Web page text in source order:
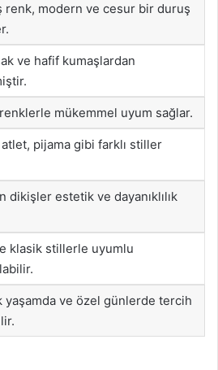
renk, modern ve cesur bir duruş
ve hafif kumaşlardan
mükemmel uyum sağlar.
pijama gibi farklı stiller
dikişler estetik ve dayanıklılık
klasik stillerle uyumlu
yaşamda ve özel günlerde tercih